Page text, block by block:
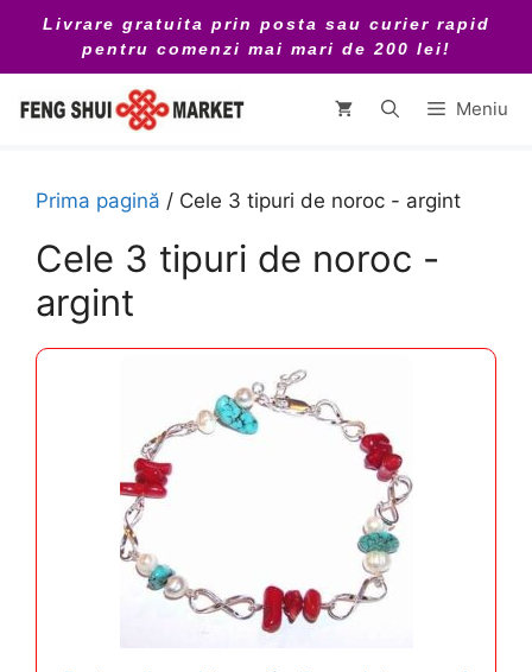
conținut
Livrare gratuita prin posta sau curier rapid
pentru comenzi mai mari de 200 lei!
Meniu
Prima pagină / Cele 3 tipuri de noroc - argint
Cele 3 tipuri de noroc -
argint